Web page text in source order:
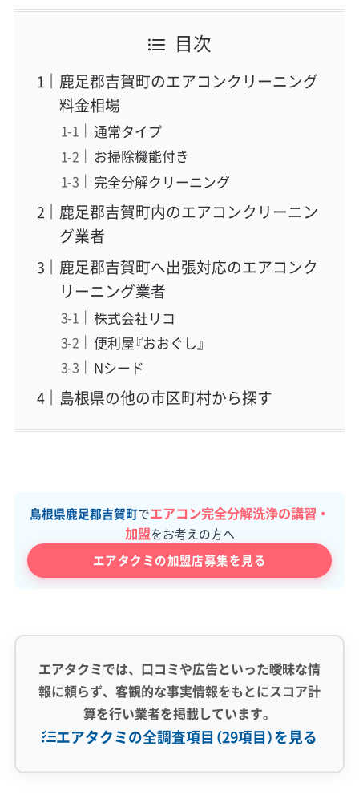
目次
鹿足郡吉賀町のエアコンクリーニング
料金相場
通常タイプ
お掃除機能付き
完全分解クリーニング
鹿足郡吉賀町内のエアコンクリーニン
グ業者
鹿足郡吉賀町へ出張対応のエアコンク
リーニング業者
株式会社リコ
便利屋『おおぐし』
Nシード
島根県の他の市区町村から探す
島根県鹿足郡吉賀町でエアコン完全分解洗浄の講習・
加盟をお考えの方へ
エアタクミの加盟店募集を見る
エアタクミでは、口コミや広告といった曖昧な情
報に頼らず、客観的な事実情報をもとにスコア計
算を行い業者を掲載しています。
エアタクミの全調査項目（29項目）を見る